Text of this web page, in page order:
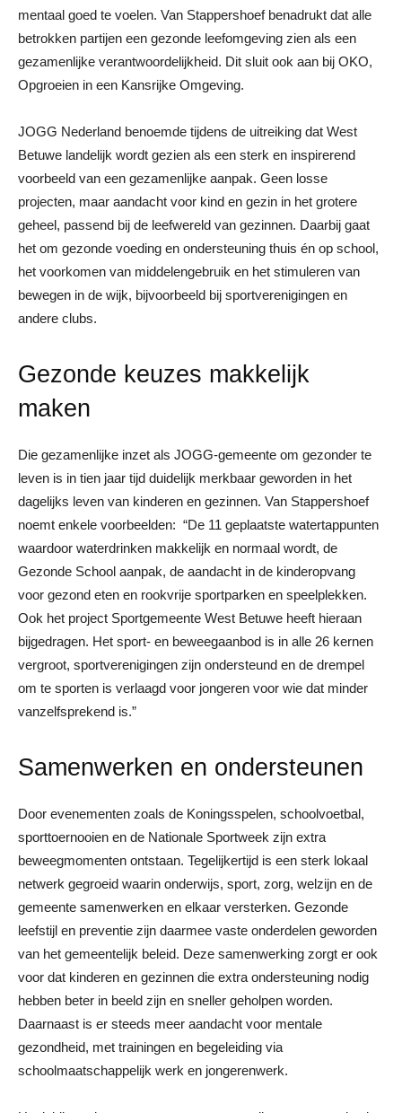
mentaal goed te voelen. Van Stappershoef benadrukt dat alle
betrokken partijen een gezonde leefomgeving zien als een
gezamenlijke verantwoordelijkheid. Dit sluit ook aan bij OKO,
Opgroeien in een Kansrijke Omgeving.
JOGG Nederland benoemde tijdens de uitreiking dat West
Betuwe landelijk wordt gezien als een sterk en inspirerend
voorbeeld van een gezamenlijke aanpak. Geen losse
projecten, maar aandacht voor kind en gezin in het grotere
geheel, passend bij de leefwereld van gezinnen. Daarbij gaat
het om gezonde voeding en ondersteuning thuis én op school,
het voorkomen van middelengebruik en het stimuleren van
bewegen in de wijk, bijvoorbeeld bij sportverenigingen en
andere clubs.
Gezonde keuzes makkelijk
maken
Die gezamenlijke inzet als JOGG-gemeente om gezonder te
leven is in tien jaar tijd duidelijk merkbaar geworden in het
dagelijks leven van kinderen en gezinnen. Van Stappershoef
noemt enkele voorbeelden: “De 11 geplaatste watertappunten
waardoor waterdrinken makkelijk en normaal wordt, de
Gezonde School aanpak, de aandacht in de kinderopvang
voor gezond eten en rookvrije sportparken en speelplekken.
Ook het project Sportgemeente West Betuwe heeft hieraan
bijgedragen. Het sport- en beweegaanbod is in alle 26 kernen
vergroot, sportverenigingen zijn ondersteund en de drempel
om te sporten is verlaagd voor jongeren voor wie dat minder
vanzelfsprekend is.”
Samenwerken en ondersteunen
Door evenementen zoals de Koningsspelen, schoolvoetbal,
sporttoernooien en de Nationale Sportweek zijn extra
beweegmomenten ontstaan. Tegelijkertijd is een sterk lokaal
netwerk gegroeid waarin onderwijs, sport, zorg, welzijn en de
gemeente samenwerken en elkaar versterken. Gezonde
leefstijl en preventie zijn daarmee vaste onderdelen geworden
van het gemeentelijk beleid. Deze samenwerking zorgt er ook
voor dat kinderen en gezinnen die extra ondersteuning nodig
hebben beter in beeld zijn en sneller geholpen worden.
Daarnaast is er steeds meer aandacht voor mentale
gezondheid, met trainingen en begeleiding via
schoolmaatschappelijk werk en jongerenwerk.